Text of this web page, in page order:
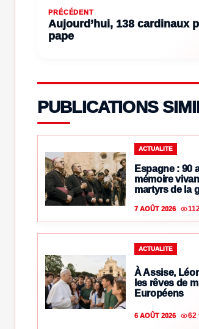
PRÉCÉDENT
Aujourd’hui, 138 cardinaux
pape
PUBLICATIONS
ACTUALITE
Espagne : 90
mémoire
martyrs de la
7 AOÛT 2026
ACTUALITE
À Assise,
les rêves de
Européens
6 AOÛT 2026 62